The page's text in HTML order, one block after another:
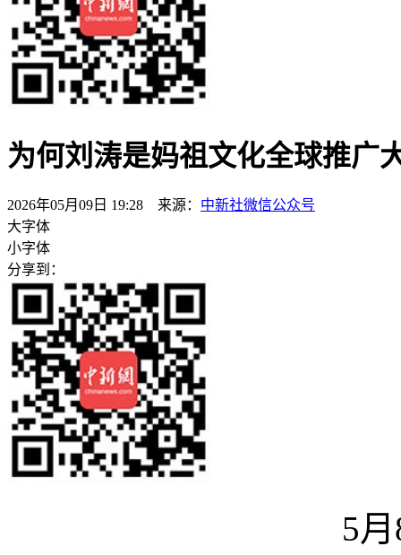
为何刘涛是妈祖文化全球推广
2026年05月09日 19:28 来源： 中新社微信公众号
大字体
小字体
分享到：
5